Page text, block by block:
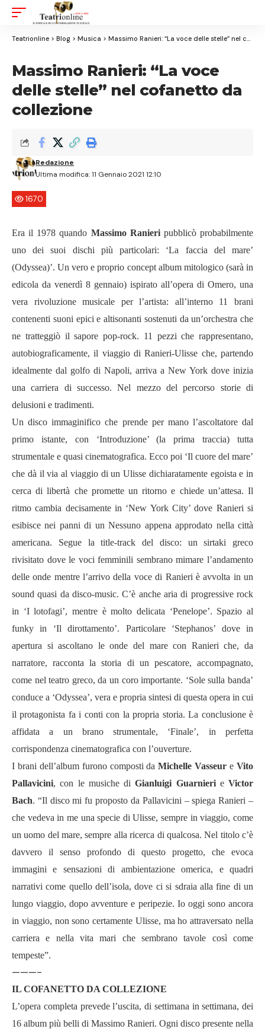
Resizer
Teatrionline > Blog > Musica > Massimo Ranieri: “La voce delle stelle” nel cofanetto da collezione
Massimo Ranieri: “La voce
delle stelle” nel cofanetto da
collezione
Ultima modifica: 11 Gennaio 2021 12:10
Redazione
1670
Era il 1978 quando Massimo Ranieripubblicò probabilmente
uno dei suoi dischi più particolari: ‘La faccia del mare’
(Odyssea)’. Un vero e proprio concept album mitologico (saràin
edicola da venerdì 8 gennaio) ispirato all’opera di Omero, una
vera rivoluzione musicale per l’artista: all’interno 11 brani
contenenti suoni epici e altisonanti sostenuti da un’orchestra che
ne tratteggiò il sapore pop-rock. 11 pezzi che rappresentano,
autobiograficamente, il viaggio di Ranieri-Ulisse che, partendo
idealmente dal golfo di Napoli, arriva a New York dove inizia
una carriera di successo. Nel mezzo del percorso storie di
delusioni e tradimenti.
Un disco immaginifico che prende per mano l’ascoltatore dal
primo istante, con ‘Introduzione’(la prima traccia) tutta
strumentale e quasi cinematografica. Ecco poi ‘Il cuore del mare’
che dà il via al viaggio di un Ulisse dichiaratamente egoista e in
cerca di libertà che promette un ritorno e chiede un’attesa. Il
ritmo cambia decisamente in ‘New York City’dove Ranieri si
esibisce nei panni di un Nessuno appena approdato nella città
americana. Segue la title-track del disco: un sirtaki greco
rivisitato dove le voci femminili sembrano mimare l’andamento
delle onde mentre l’arrivo della voce di Ranieri è avvolta in un
sound quasi da disco-music. C’è anche aria di progressive rock
in ‘I lotofagi’, mentre è molto delicata ‘Penelope’. Spazio al
funky in ‘Il dirottamento’. Particolare ‘Stephanos’ dove in
apertura si ascoltano le onde del mare con Ranieri che, da
narratore, racconta la storia di un pescatore, accompagnato,
come nel teatro greco, da un coro importante. ‘Sole sulla banda’
conduce a ‘Odyssea’, vera e propria sintesi di questa opera in cui
il protagonista fa i conti con la propria storia. La conclusione è
affidata a un brano strumentale, ‘Finale’, in perfetta
corrispondenza cinematografica con l’ouverture.
I brani dell’album furono composti daMichelle Vasseur eVito
Pallavicini, con le musiche diGianluigi Guarnierie Victor
Bach. “Il disco mi fu proposto da Pallavicini – spiega Ranieri –
che vedeva in me una specie di Ulisse, sempre in viaggio, come
un uomo del mare, sempre alla ricerca di qualcosa. Nel titolo c’è
davvero il senso profondo di questo progetto, che evoca
immagini e sensazioni di ambientazione omerica, e quadri
narrativi come quello dell’isola, dove ci si sdraia alla fine di un
lungo viaggio, dopo avventure e peripezie. Io oggi sono ancora
in viaggio, non sono certamente Ulisse, ma ho attraversato nella
carriera e nella vita mari che sembrano tavole così come
tempeste”.
———-
IL COFANETTO DA COLLEZIONE
L’opera completa prevede l’uscita, di settimana in settimana, dei
16 album più belli di Massimo Ranieri. Ogni disco presente nella